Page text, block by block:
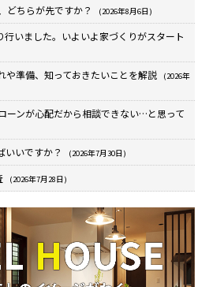
どちらが先ですか？ (2026年8月6日)
行いました。いよいよ家づくりがスタート
や準備、知っておきたいことを解説
(2026年
ーンが心配だから相談できない…と思って
いいですか？ (2026年7月30日)
(2026年7月28日)